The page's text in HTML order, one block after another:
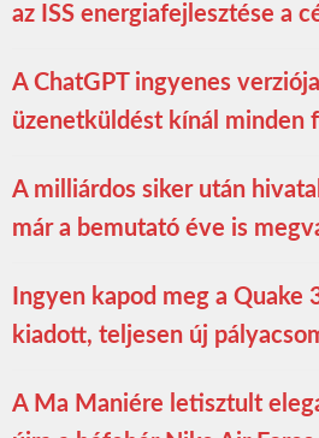
az ISS energiafejlesztése a
A ChatGPT ingyenes
üzenetküldést kínál minden
A milliárdos siker után
már a bemutató éve is
Ingyen kapod meg a Quake
kiadott, teljesen új
A Ma Maniére letisztult